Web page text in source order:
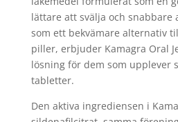
lättare att svälja och snabbare
som ett bekvämare alternativ
piller, erbjuder Kamagra Oral
lösning för dem som upplever
tabletter.
Den aktiva ingrediensen i